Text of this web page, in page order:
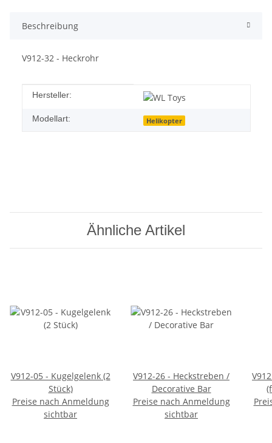
Beschreibung
V912-32 - Heckrohr
Produkteigenschaft
Wert
Hersteller:
Modellart: Helikopter
Ähnliche Artikel
V912-05 - Kugelgelenk (2
Stück)
Preise nach Anmeldung
sichtbar
V912-26 - Heckstreben /
Decorative Bar
Preise nach Anmeldung
sichtbar